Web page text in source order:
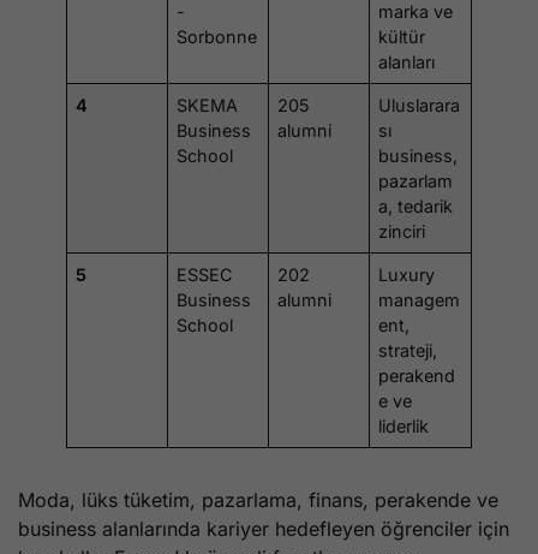
-
Sorbonne
marka ve
kültür
alanları
4
SKEMA
Business
School
205
alumni
Uluslarara
sı
business,
pazarlam
a, tedarik
zinciri
5
ESSEC
Business
School
202
alumni
Luxury
managem
ent,
strateji,
perakend
e ve
liderlik
Moda, lüks tüketim, pazarlama, finans, perakende ve
business alanlarında kariyer hedefleyen öğrenciler için